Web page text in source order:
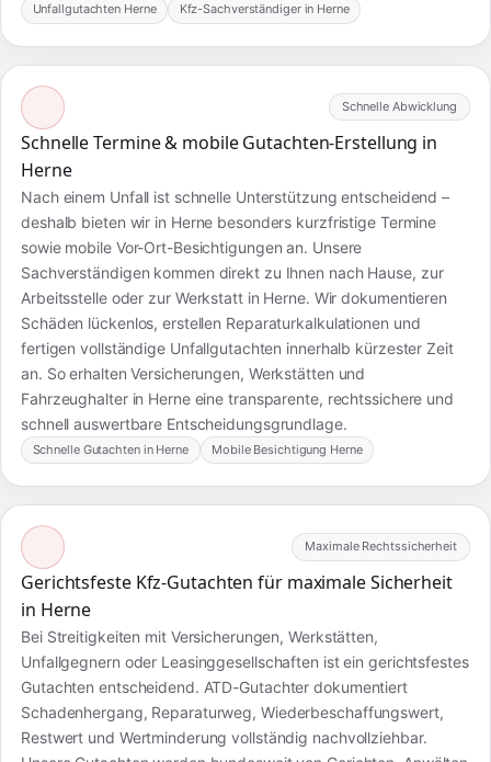
Unfallgutachten Herne Kfz-Sachverständiger in Herne
Schnelle Abwicklung
Schnelle Termine & mobile Gutachten-Erstellung in
Herne
Nach einem Unfall ist schnelle Unterstützung entscheidend –
deshalb bieten wir in Herne besonders kurzfristige Termine
sowie mobile Vor-Ort-Besichtigungen an. Unsere
Sachverständigen kommen direkt zu Ihnen nach Hause, zur
Arbeitsstelle oder zur Werkstatt in Herne. Wir dokumentieren
Schäden lückenlos, erstellen Reparaturkalkulationen und
fertigen vollständige Unfallgutachten innerhalb kürzester Zeit
an. So erhalten Versicherungen, Werkstätten und
Fahrzeughalter in Herne eine transparente, rechtssichere und
schnell auswertbare Entscheidungsgrundlage.
Schnelle Gutachten in Herne Mobile Besichtigung Herne
Maximale Rechtssicherheit
Gerichtsfeste Kfz-Gutachten für maximale Sicherheit
in Herne
Bei Streitigkeiten mit Versicherungen, Werkstätten,
Unfallgegnern oder Leasinggesellschaften ist ein gerichtsfestes
Gutachten entscheidend. ATD-Gutachter dokumentiert
Schadenhergang, Reparaturweg, Wiederbeschaffungswert,
Restwert und Wertminderung vollständig nachvollziehbar.